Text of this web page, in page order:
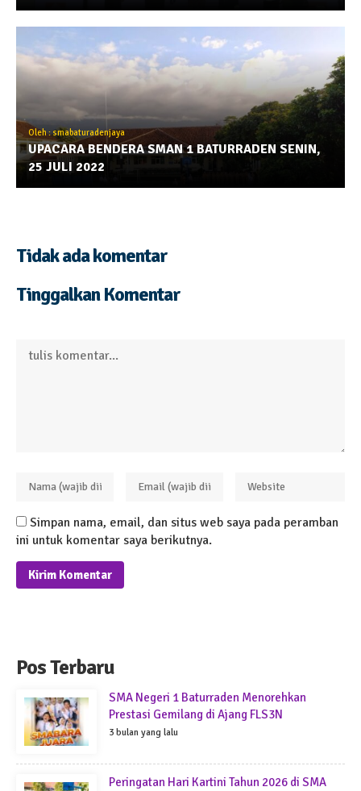
Oleh : smabaturadenjaya
UPACARA BENDERA SMAN 1 BATURRADEN SENIN,
25 JULI 2022
Tidak ada komentar
Tinggalkan Komentar
Simpan nama, email, dan situs web saya pada peramban
ini untuk komentar saya berikutnya.
Pos Terbaru
SMA Negeri 1 Baturraden Menorehkan
Prestasi Gemilang di Ajang FLS3N
3 bulan yang lalu
Peringatan Hari Kartini Tahun 2026 di SMA